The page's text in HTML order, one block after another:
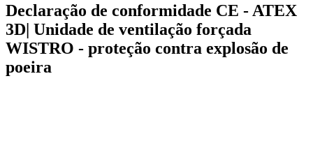
Declaração de conformidade CE - ATEX
3D| Unidade de ventilação forçada
WISTRO - proteção contra explosão de
poeira